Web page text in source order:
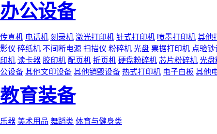
办公设备
传真机 电话机 刻录机 激光打印机 针式打印机 喷墨打印机 其他
影仪 碎纸机 不间断电源 扫描仪 粉碎机 光盘 票据打印机 点验钞
印机 读卡器 胶印机 配页机 折页机 硬盘粉碎机 芯片粉碎机 光盘
公设备 其他文印设备 其他销毁设备 热式打印机 电子白板 其他
教育装备
乐器 美术用品 舞蹈类 体育与健身类